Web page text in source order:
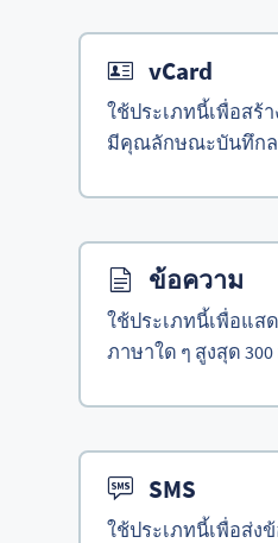
vCard
ใช้ประเภทนี้เพื่อสร้
มีคุณลักษณะบันทึกล
ข้อความ
ใช้ประเภทนี้เพื่อแส
ภาษาใด ๆ สูงสุด
SMS
ใช้ประเภทนี้เพื่อส่ง